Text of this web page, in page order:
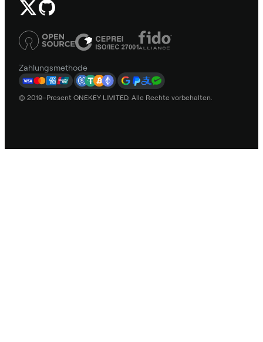
Zahlungsmethode
© 2019–Present ONEKEY LIMITED. Alle Rechte vorbehalten.